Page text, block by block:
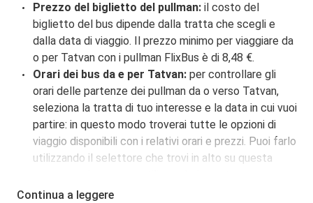
Prezzo del biglietto del pullman: il costo del
biglietto del bus dipende dalla tratta che scegli e
dalla data di viaggio. Il prezzo minimo per viaggiare da
o per Tatvan con i pullman FlixBus è di 8,48 €.
Orari dei bus da e per Tatvan: per controllare gli
orari delle partenze dei pullman da o verso Tatvan,
seleziona la tratta di tuo interesse e la data in cui vuoi
partire: in questo modo troverai tutte le opzioni di
viaggio disponibili con i relativi orari e prezzi. Puoi farlo
utilizzando il selettore che trovi in alto su questa
interattiva.
Continua a leggere